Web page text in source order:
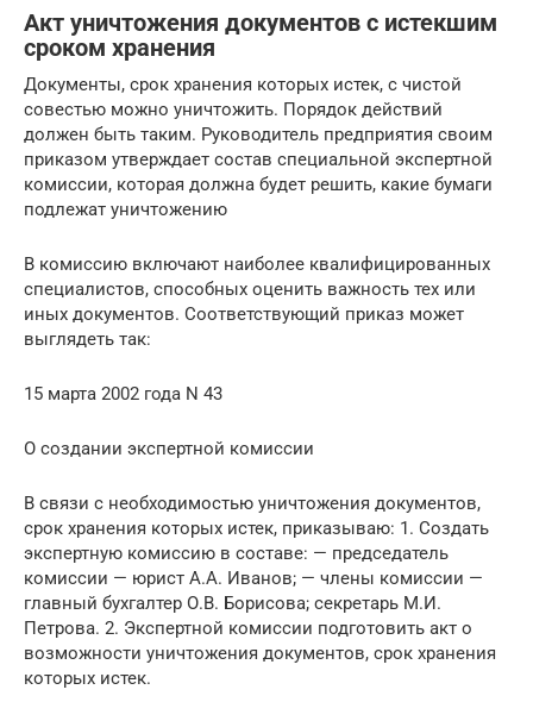
Акт уничтожения документов с истекшим
сроком хранения
Документы, срок хранения которых истек, с чистой
совестью можно уничтожить. Порядок действий
должен быть таким. Руководитель предприятия своим
приказом утверждает состав специальной экспертной
комиссии, которая должна будет решить, какие бумаги
подлежат уничтожению
В комиссию включают наиболее квалифицированных
специалистов, способных оценить важность тех или
иных документов. Соответствующий приказ может
выглядеть так:
15 марта 2002 года N 43
О создании экспертной комиссии
В связи с необходимостью уничтожения документов,
срок хранения которых истек, приказываю: 1. Создать
экспертную комиссию в составе: — председатель
комиссии — юрист А.А. Иванов; — члены комиссии —
главный бухгалтер О.В. Борисова; секретарь М.И.
Петрова. 2. Экспертной комиссии подготовить акт о
возможности уничтожения документов, срок хранения
которых истек.